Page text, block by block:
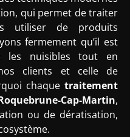
qui permet de traiter
utiliser de produits
fermement qu’il est
les nuisibles tout en
clients et celle de
chaque traitement
Cap-Martin,
ou de dératisation,